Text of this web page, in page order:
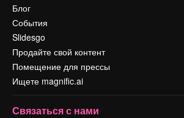
Блог
События
Slidesgo
Продайте свой контент
Помещение для прессы
Ищете magnific.ai
Связаться с нами